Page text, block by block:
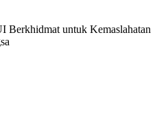
Berkhidmat untuk Kemaslahatan